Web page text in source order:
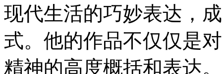
现代生活的巧妙表达，
式。他的作品不仅仅是
精神的高度概括和表达